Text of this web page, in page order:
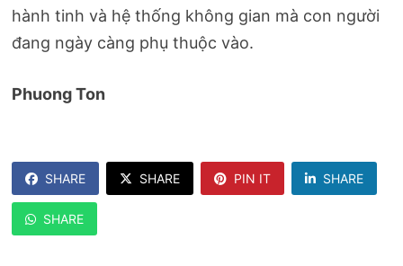
hành tinh và hệ thống không gian mà con người
đang ngày càng phụ thuộc vào.
Phuong Ton
SHARE SHARE PIN IT SHARE
SHARE